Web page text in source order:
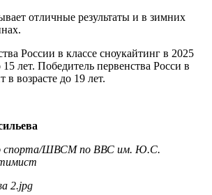
отличные результаты и в зимних
России в классе сноукайтинг в 2025
лет. Победитель первенства Росси в
в возрасте до 19 лет.
спорта/ШВСМ по ВВС им. Ю.С.